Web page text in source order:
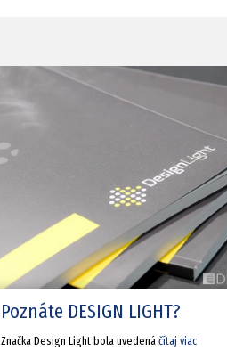
Poznáte DESIGN LIGHT?
Značka Design Light bola uvedená čítaj viac